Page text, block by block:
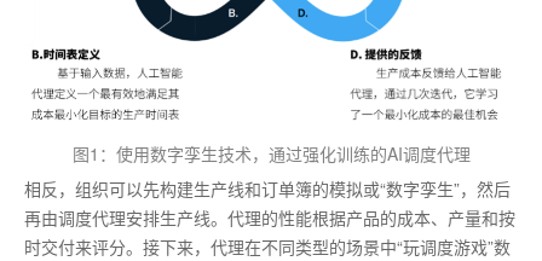
图1：使用数字孪生技术，通过强化训练的AI调度代理
相反，组织可以先构建生产线和订单簿的模拟或“数字孪生”，然后
再由调度代理安排生产线。代理的性能根据产品的成本、产量和按
时交付来评分。接下来，代理在不同类型的场景中“玩调度游戏”数